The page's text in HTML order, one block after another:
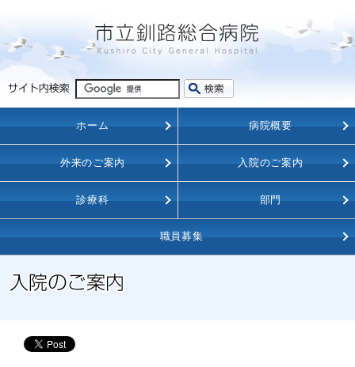
ホーム 病院概要
外来のご案内 入院のご案内
診療科 部門
職員募集